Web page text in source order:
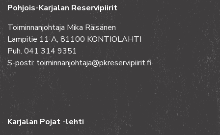
Pohjois-Karjalan Reservipiirit
Toiminnanjohtaja Mika Räisänen
Lampitie 11 A, 81100 KONTIOLAHTI
Puh. 041 314 9351
S-posti: toiminnanjohtaja@pkreservipiirit.fi
Karjalan Pojat -lehti